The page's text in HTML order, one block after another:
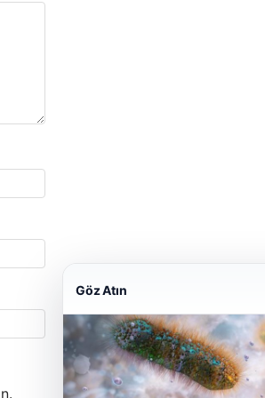
Göz Atın